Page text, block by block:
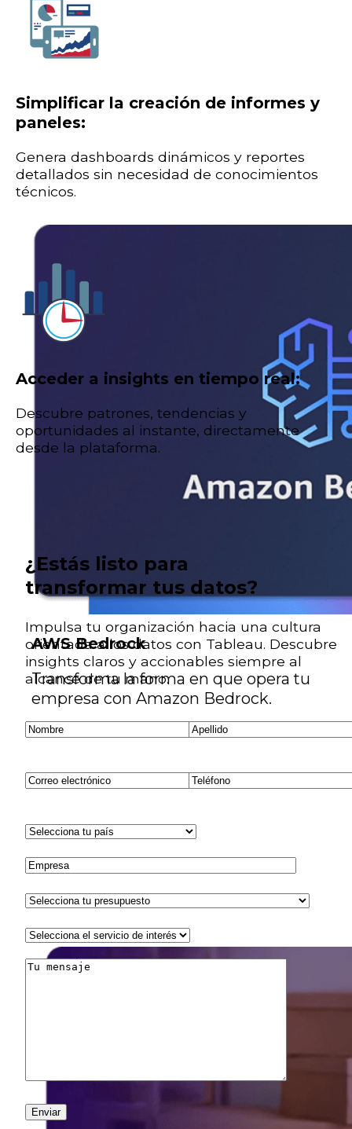
AWS Bedrock
Transforma la forma en que opera tu
empresa con Amazon Bedrock.
Simplificar la creación de informes y
paneles:
Genera dashboards dinámicos y reportes
detallados sin necesidad de conocimientos
técnicos.
Acceder a insights en tiempo real:
Descubre patrones, tendencias y
oportunidades al instante, directamente
desde la plataforma.
¿Estás listo para
transformar tus datos?
Impulsa tu organización hacia una cultura
orientada a los datos con Tableau. Descubre
insights claros y accionables siempre al
alcance de tu mano.